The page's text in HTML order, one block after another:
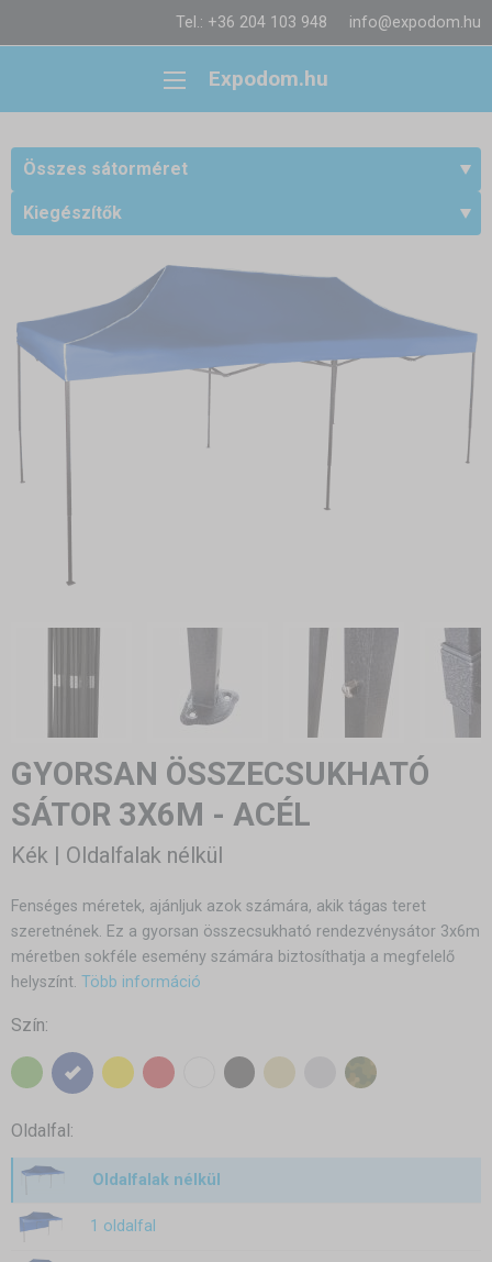
Tel.: +36 204 103 948 info@expodom.hu
Expodom.hu
Összes sátorméret
Kiegészítők
GYORSAN ÖSSZECSUKHATÓ
SÁTOR 3X6M - ACÉL
Kék | Oldalfalak nélkül
Fenséges méretek, ajánljuk azok számára, akik tágas teret
szeretnének. Ez a gyorsan összecsukható rendezvénysátor 3x6m
méretben sokféle esemény számára biztosíthatja a megfelelő
helyszínt. Több információ
Szín:
Oldalfal:
Oldalfalak nélkül
1 oldalfal